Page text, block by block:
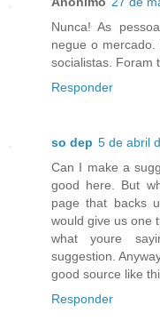
Nunca! As
negue o
socialistas. Foram
Responder
so dep 5 de abril
Can I make a
good here. But
page that backs
would give us one
what youre
suggestion.
good source like
Responder